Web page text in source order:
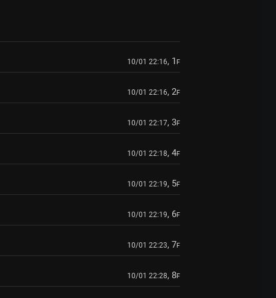
10/01 22:16, 1 F
10/01 22:16, 2F
10/01 22:17, 3F
10/01 22:18, 4F
10/01 22:19, 5F
10/01 22:19, 6F
10/01 22:23, 7F
10/01 22:28, 8F